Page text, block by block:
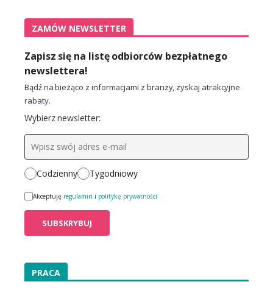
ZAMÓW NEWSLETTER
Zapisz się na listę odbiorców bezpłatnego
newslettera!
Bądź na bieżąco z informacjami z branży, zyskaj atrakcyjne
rabaty.
Wybierz newsletter:
Codzienny Tygodniowy
Akceptuję regulamin i politykę prywatności
PRACA